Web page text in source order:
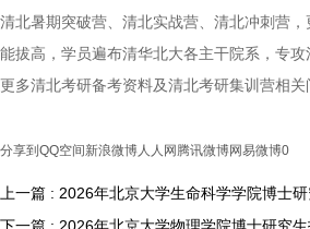
清北暑期突破营、清北实战营、清北冲刺营
能拔高，学员遍布清华北大各主干院系，专攻
更多清北考研备考资料及清北考研集训营相关
分享到 QQ空间 新浪微博人人网 腾讯微博网易微博0
上一篇 : 2026年北京大学生命科学学院博士